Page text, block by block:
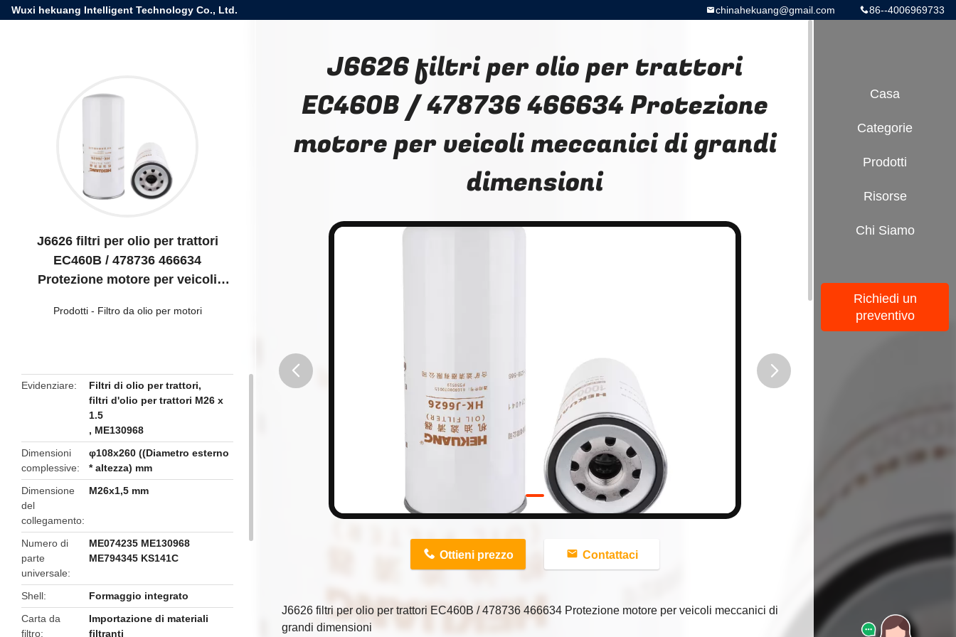
Wuxi hekuang Intelligent Technology Co., Ltd. 86--4006969733
chinahekuang@gmail.com
J6626 filtri per olio per trattori
EC460B / 478736 466634
Protezione motore per veicoli
Prodotti- Filtro da olio per motori
Evidenziare Filtri di olio per trattori,
filtri d'olio per trattori M26 x
1.5
, ME130968
Dimensioni
complessive
φ108x260 ((Diametro esterno
* altezza) mm
Dimensione
del
collegamento
M26x1,5 mm
Numero di
parte
universale
ME074235 ME130968
ME794345 KS141C
Shell
Formaggio integrato
Carta da
filtro
Importazione di materiali
filtranti
J6626 filtri per olio per trattori
EC460B / 478736 466634 Protezione
motore per veicoli meccanici di grandi
dimensioni
Ottieni prezzo Contattaci
J6626 filtri per olio per trattori EC460B / 478736 466634 Protezione motore per veicoli meccanici di
grandi dimensioni
Casa
Categorie
Prodotti
Risorse
Chi Siamo
Richiedi un
preventivo